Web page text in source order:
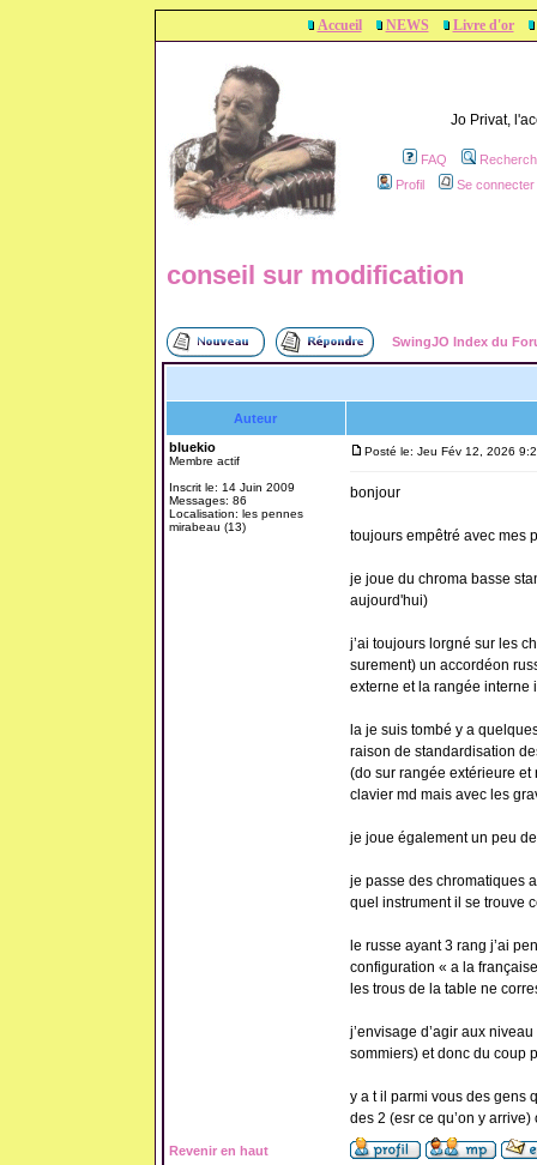
Accueil NEWS Livre d'or
Jo Privat,
FAQ
Profil
Se
conseil sur modification
SwingJO Index du
Auteur
bluekio
Membre actif
Inscrit le: 14 Juin 2009
Messages: 86
Localisation: les pennes
mirabeau (13)
Posté le: Jeu Fév 12, 2026
bonjour
toujours empêtré avec mes
je joue du chroma basse
aujourd'hui)
j’ai toujours lorgné sur les
surement) un accordéon
externe et la rangée interne
la je suis tombé y a
raison de standardisation
(do sur rangée extérieure
clavier md mais avec les
je joue également un peu
je passe des chromatiques
quel instrument il se trouve
le russe ayant 3 rang j’ai
configuration « a la
les trous de la table ne
j’envisage d’agir aux
sommiers) et donc du coup
y a t il parmi vous des gens
des 2 (esr ce qu’on y
Revenir en haut